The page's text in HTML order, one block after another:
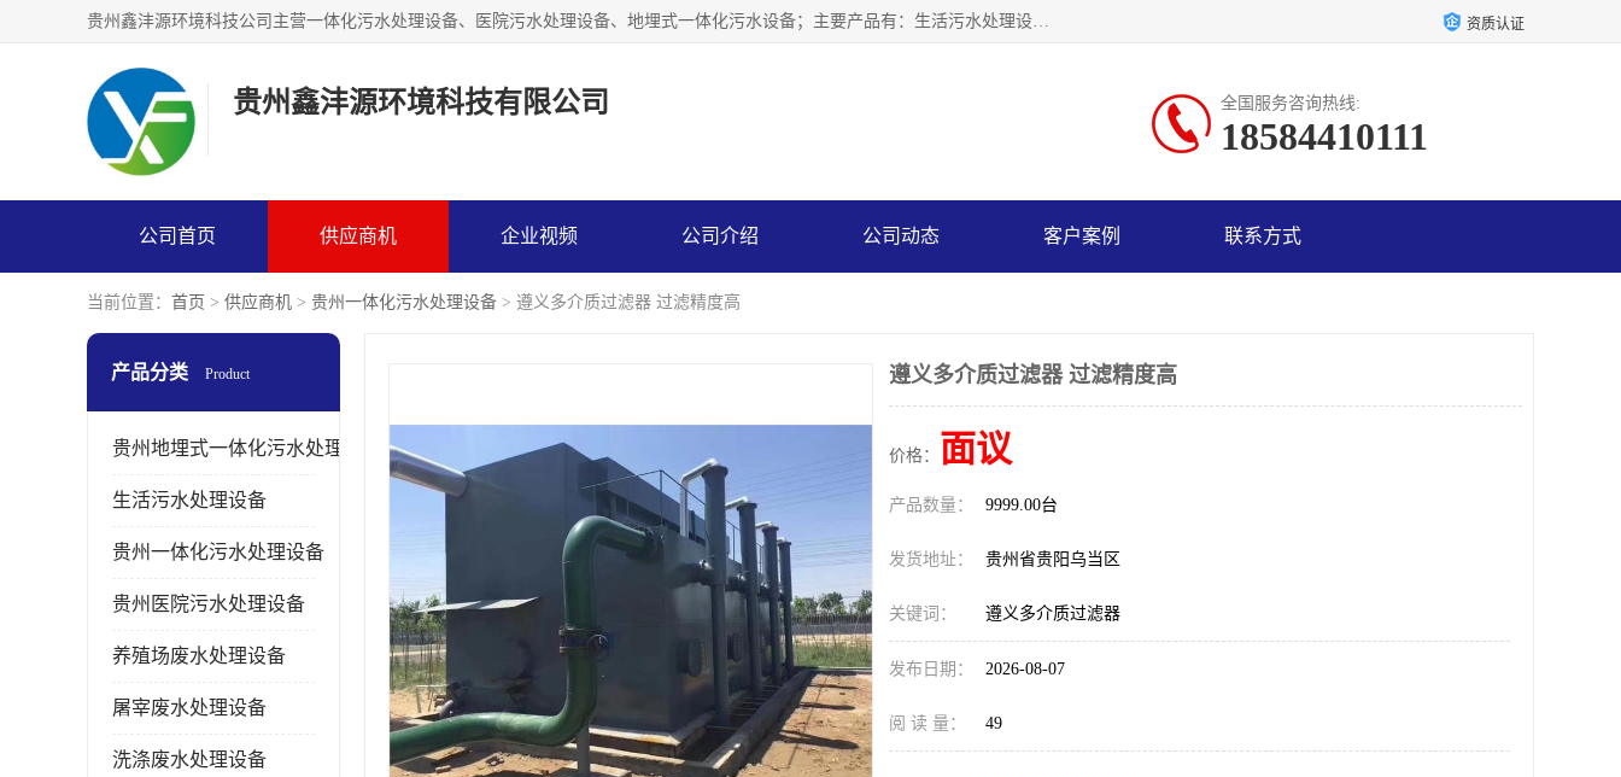
贵州鑫沣源环境科技公司主营一体化污水处理设备、医院污水处理设备、地埋式一体化污水设备；主要产品有：生活污水处理设备，养殖场废水处理设备，屠宰废水处理设备，洗涤废水处理设备，MBR膜生物处理设备，反渗透纯水设备，二次供水水箱清洗消毒，净水过滤设备，软水设备等。欢迎新老顾客来电咨询！ 资质认证
贵州鑫沣源环境科技有限公司 全国服务咨询热线:
18584410111
公司首页 供应商机 企业视频 公司介绍 公司动态 客户案例 联系方式
当前位置： 首页 > 供应商机 > 贵州一体化污水处理设备 > 遵义多介质过滤器 过滤精度高
产品分类 Product
贵州地埋式一体化污水处理设备
生活污水处理设备
贵州一体化污水处理设备
贵州医院污水处理设备
养殖场废水处理设备
屠宰废水处理设备
洗涤废水处理设备
遵义多介质过滤器 过滤精度高
价格： 面议
产品数量： 9999.00台
发货地址： 贵州省贵阳乌当区
关键词： 遵义多介质过滤器
发布日期： 2026-08-07
阅 读 量： 49